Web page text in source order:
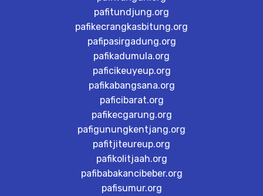
pafitundjung.org
pafikecrangkasbitung.org
pafipasirgadung.org
pafikadumula.org
paficikeuyeup.org
pafikabangsana.org
paficibarat.org
pafikecgarung.org
pafigunungkentjang.org
pafitjiteureup.org
pafikolitjaah.org
pafibabakancibeber.org
pafisumur.org